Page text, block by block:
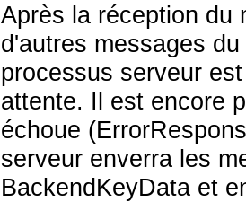
Après la réception du
d'autres messages
processus serveur
attente. Il est encore
échoue
serveur enverra les
BackendKeyData et